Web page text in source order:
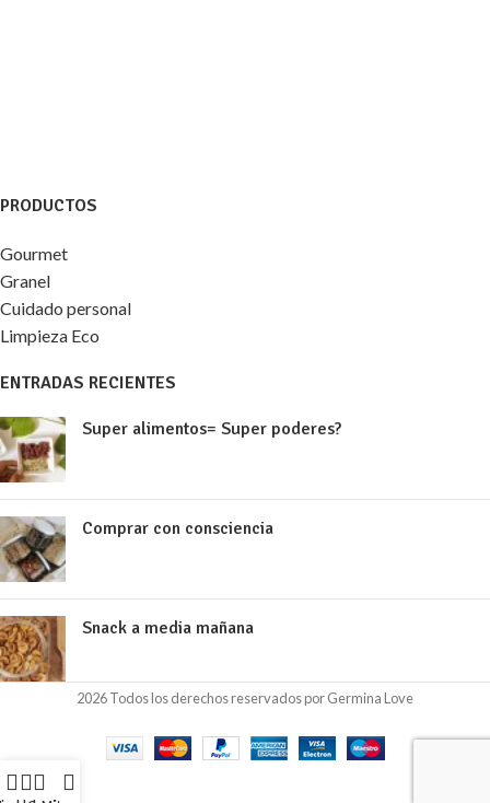
PRODUCTOS
Gourmet
Granel
Cuidado personal
Limpieza Eco
ENTRADAS RECIENTES
Super alimentos= Super poderes?
Comprar con consciencia
Snack a media mañana
2026 Todos los derechos reservados por Germina Love